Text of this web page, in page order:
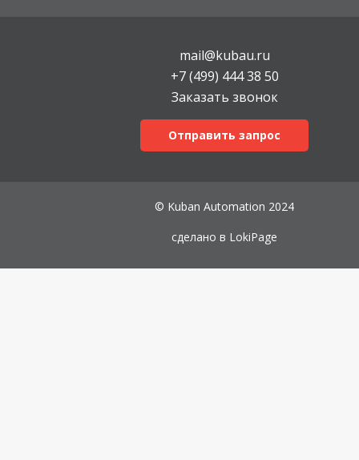
mail@kubau.ru
+7 (499) 444 38 50
Заказать звонок
Отправить запрос
© Kuban Automation 2024
сделано в LokiPage